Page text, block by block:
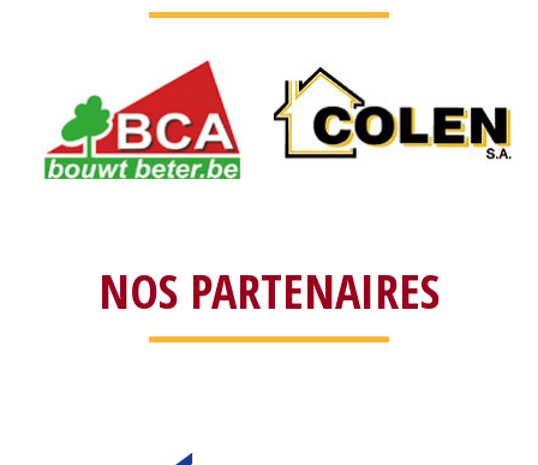
NOS PARTENAIRES